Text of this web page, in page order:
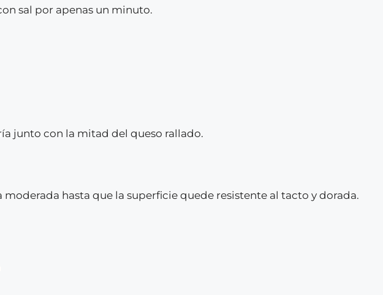
sal por apenas un minuto.
junto con la mitad del queso rallado.
hasta que la superficie quede resistente al tacto y dorada.